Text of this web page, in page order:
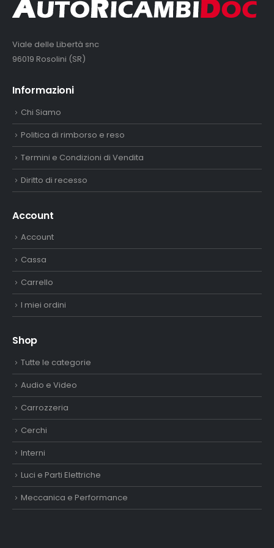
Viale delle Libertà snc
96019 Rosolini (SR)
Informazioni
Chi Siamo
Politica di rimborso e reso
Termini e Condizioni di Vendita
Diritto di recesso
Account
Account
Cassa
Carrello
I miei ordini
Shop
Tutte le categorie
Audio e Video
Carrozzeria
Cerchi
Interni
Luci e Parti Elettriche
Meccanica e Performance